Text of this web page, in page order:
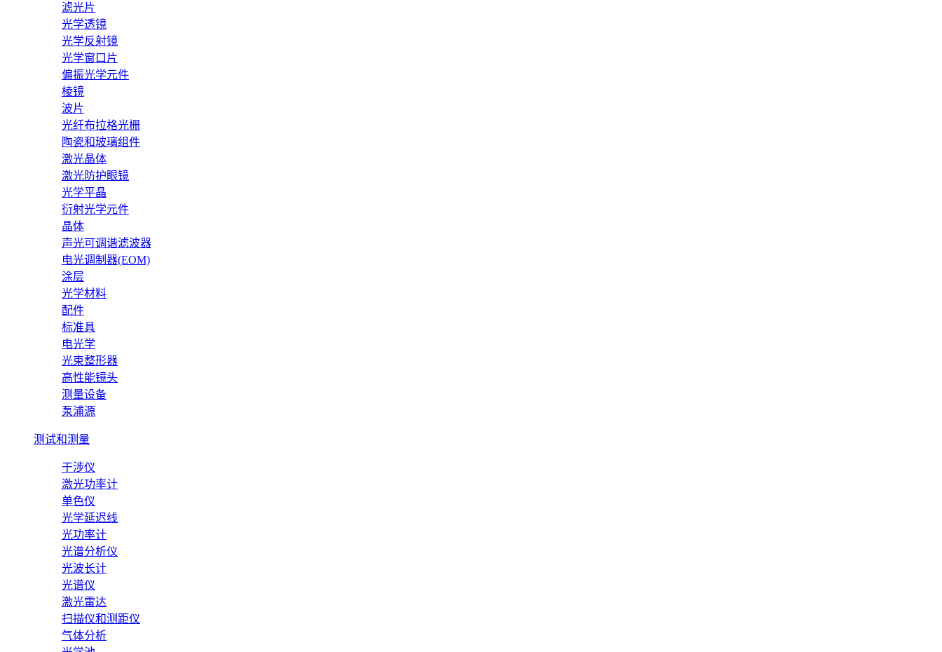
滤光片
光学透镜
光学反射镜
光学窗口片
偏振光学元件
棱镜
波片
光纤布拉格光栅
陶瓷和玻璃组件
激光晶体
激光防护眼镜
光学平晶
衍射光学元件
晶体
声光可调谐滤波器
电光调制器(EOM)
涂层
光学材料
配件
标准具
电光学
光束整形器
高性能镜头
测量设备
泵浦源
测试和测量
干涉仪
激光功率计
单色仪
光学延迟线
光功率计
光谱分析仪
光波长计
光谱仪
激光雷达
扫描仪和测距仪
气体分析